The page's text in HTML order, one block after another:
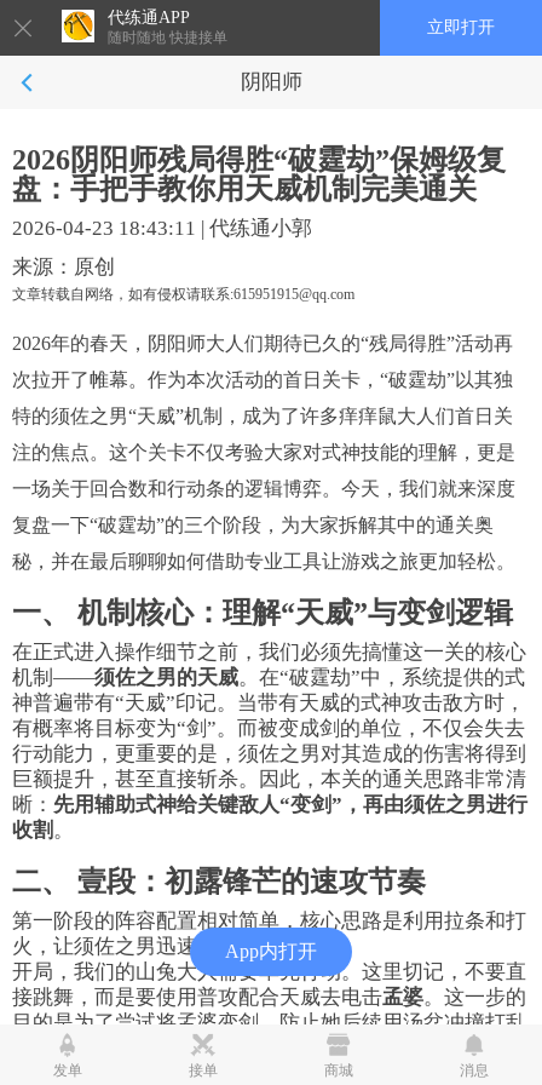
代练通APP
随时随地 快捷接单
立即打开
阴阳师
App内打开
2026阴阳师残局得胜“破霆劫”保姆级复
盘：手把手教你用天威机制完美通关
2026-04-23 18:43:11 | 代练通小郭
来源：原创
文章转载自网络，如有侵权请联系:615951915@qq.com
2026年的春天，阴阳师大人们期待已久的“残局得胜”活动再
次拉开了帷幕。作为本次活动的首日关卡，“破霆劫”以其独
特的须佐之男“天威”机制，成为了许多痒痒鼠大人们首日关
注的焦点。这个关卡不仅考验大家对式神技能的理解，更是
一场关于回合数和行动条的逻辑博弈。今天，我们就来深度
复盘一下“破霆劫”的三个阶段，为大家拆解其中的通关奥
秘，并在最后聊聊如何借助专业工具让游戏之旅更加轻松。
一、 机制核心：理解“天威”与变剑逻辑
在正式进入操作细节之前，我们必须先搞懂这一关的核心
机制——须佐之男的天威。在“破霆劫”中，系统提供的式
神普遍带有“天威”印记。当带有天威的式神攻击敌方时，
有概率将目标变为“剑”。而被变成剑的单位，不仅会失去
行动能力，更重要的是，须佐之男对其造成的伤害将得到
巨额提升，甚至直接斩杀。因此，本关的通关思路非常清
晰： 先用辅助式神给关键敌人“变剑”，再由须佐之男进行
收割 。
二、 壹段：初露锋芒的速攻节奏
第一阶段的阵容配置相对简单，核心思路是利用拉条和打
火，让须佐之男迅速出手。
开局，我们的山兔大人需要率先行动。这里切记，不要直
接跳舞，而是要使用普攻配合天威去电击孟婆。这一步的
目的是为了尝试将孟婆变剑，防止她后续用汤盆冲撞打乱
我们的节奏。紧接着，山兔释放二技能“兔子舞”拉条，提
升全队行动条。
发单 接单 商城 消息